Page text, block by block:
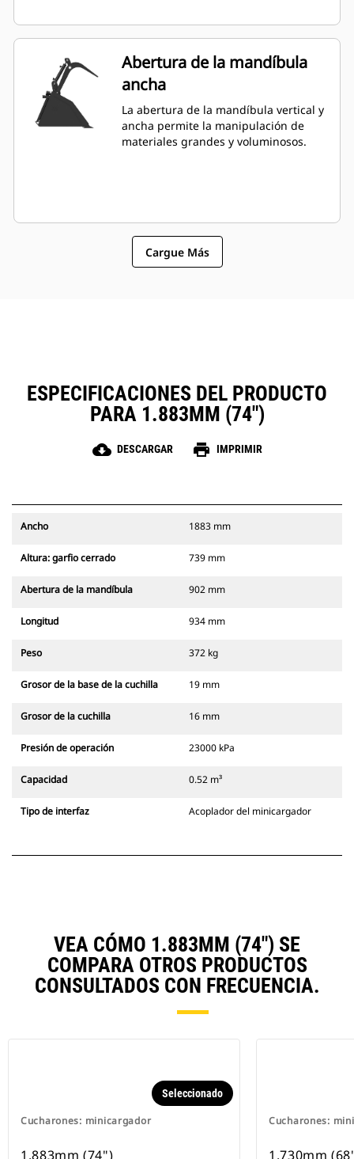
Abertura de la mandíbula
ancha
La abertura de la mandíbula vertical y
ancha permite la manipulación de
materiales grandes y voluminosos.
Cargue Más
ESPECIFICACIONES DEL PRODUCTO
PARA 1.883MM (74")
cloud_download DESCARGAR print IMPRIMIR
Ancho 1883 mm
Altura: garfio cerrado 739 mm
Abertura de la mandíbula 902 mm
Longitud 934 mm
Peso 372 kg
Grosor de la base de la cuchilla 19 mm
Grosor de la cuchilla 16 mm
Presión de operación 23000 kPa
Capacidad 0.52 m³
Tipo de interfaz Acoplador del minicargador
VEA CÓMO 1.883MM (74") SE
COMPARA OTROS PRODUCTOS
CONSULTADOS CON FRECUENCIA.
Cucharones: minicargador
Seleccionado
1.883mm (74")
Cucharones:
1.730mm